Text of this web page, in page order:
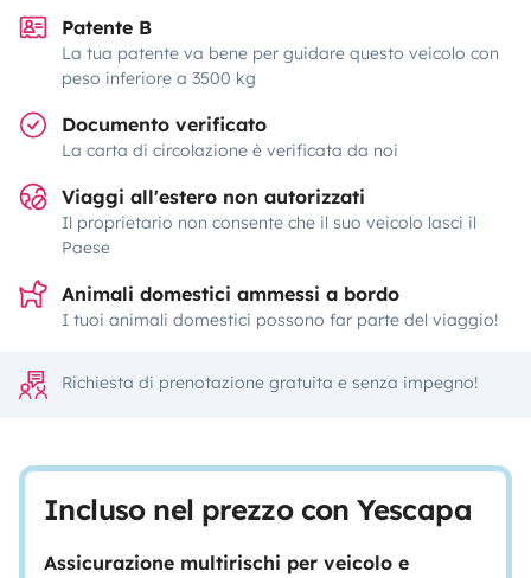
Patente B
La tua patente va bene per guidare questo veicolo con
peso inferiore a 3500 kg
Documento verificato
La carta di circolazione è verificata da noi
Viaggi all'estero non autorizzati
Il proprietario non consente che il suo veicolo lasci il
Paese
Animali domestici ammessi a bordo
I tuoi animali domestici possono far parte del viaggio!
Richiesta di prenotazione gratuita e senza impegno!
Incluso nel prezzo con Yescapa
Assicurazione multirischi per veicolo e